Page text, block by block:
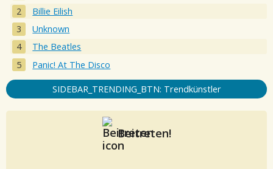
Billie Eilish
Unknown
The Beatles
Panic! At The Disco
SIDEBAR_TRENDING_BTN: Trendkünstler
Beitreten!